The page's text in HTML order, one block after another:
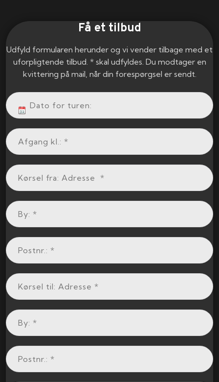
Få et tilbud
Udfyld formularen herunder og vi vender tilbage med et
uforpligtende tilbud. * skal udfyldes. Du modtager en
kvittering på mail, når din forespørgsel er sendt.